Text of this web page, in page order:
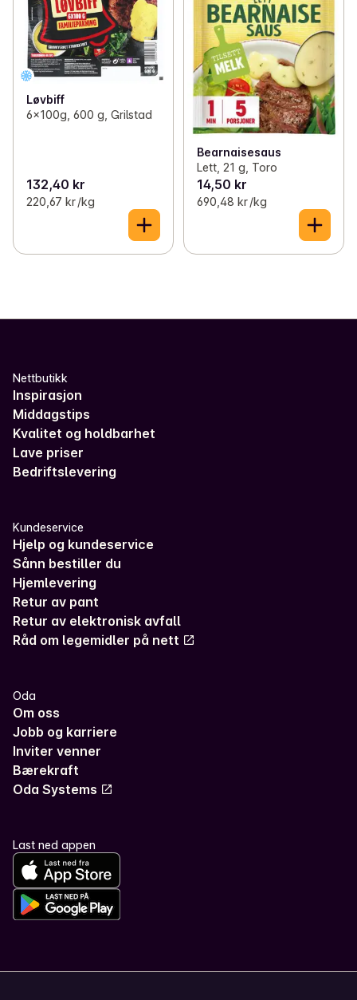
Løvbiff
6x100g, 600 g, Grilstad
132,40 kr
220,67 kr /kg
Bearnaisesaus
Lett, 21 g, Toro
14,50 kr
690,48 kr /kg
Nettbutikk
Inspirasjon
Middagstips
Kvalitet og holdbarhet
Lave priser
Bedriftslevering
Kundeservice
Hjelp og kundeservice
Sånn bestiller du
Hjemlevering
Retur av pant
Retur av elektronisk avfall
Råd om legemidler på nett
Oda
Om oss
Jobb og karriere
Inviter venner
Bærekraft
Oda Systems
Last ned appen